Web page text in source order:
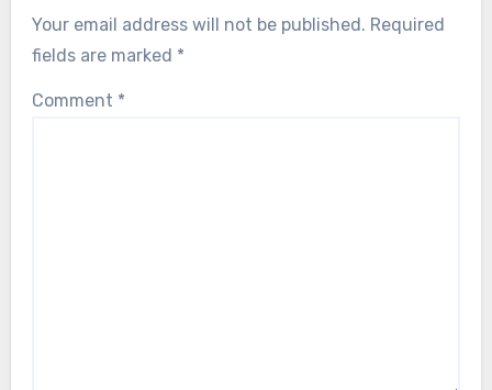
Your email address will not be published. Required
fields are marked *
Comment *